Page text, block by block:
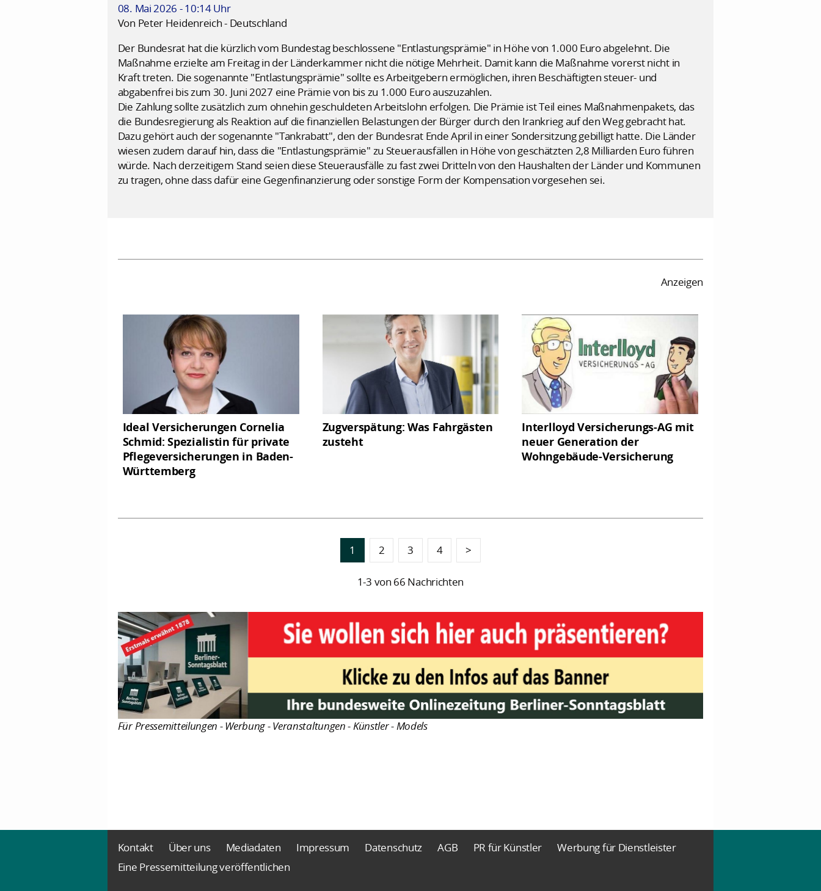
08. Mai 2026 - 10:14 Uhr
Von Peter Heidenreich - Deutschland
Der Bundesrat hat die kürzlich vom Bundestag beschlossene "Entlastungsprämie" in Höhe von 1.000 Euro abgelehnt. Die
Maßnahme erzielte am Freitag in der Länderkammer nicht die nötige Mehrheit. Damit kann die Maßnahme vorerst nicht in
Kraft treten. Die sogenannte "Entlastungsprämie" sollte es Arbeitgebern ermöglichen, ihren Beschäftigten steuer- und
abgabenfrei bis zum 30. Juni 2027 eine Prämie von bis zu 1.000 Euro auszuzahlen.
Die Zahlung sollte zusätzlich zum ohnehin geschuldeten Arbeitslohn erfolgen. Die Prämie ist Teil eines Maßnahmenpakets, das
die Bundesregierung als Reaktion auf die finanziellen Belastungen der Bürger durch den Irankrieg auf den Weg gebracht hat.
Dazu gehört auch der sogenannte "Tankrabatt", den der Bundesrat Ende April in einer Sondersitzung gebilligt hatte. Die Länder
wiesen zudem darauf hin, dass die "Entlastungsprämie" zu Steuerausfällen in Höhe von geschätzten 2,8 Milliarden Euro führen
würde. Nach derzeitigem Stand seien diese Steuerausfälle zu fast zwei Dritteln von den Haushalten der Länder und Kommunen
zu tragen, ohne dass dafür eine Gegenfinanzierung oder sonstige Form der Kompensation vorgesehen sei.
Anzeigen
Ideal Versicherungen Cornelia
Schmid: Spezialistin für private
Pflegeversicherungen in Baden-
Württemberg
Zugverspätung: Was Fahrgästen
zusteht
Interlloyd Versicherungs-AG mit
neuer Generation der
Wohngebäude-Versicherung
1 2 3 4 >
1-3 von 66 Nachrichten
Für Pressemitteilungen - Werbung - Veranstaltungen - Künstler - Models
Kontakt Über uns Mediadaten Impressum Datenschutz AGB PR für Künstler
Werbung für Dienstleister
Eine Pressemitteilung veröffentlichen